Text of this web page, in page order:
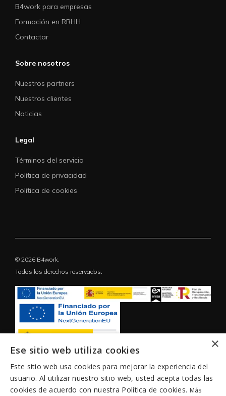
B4work para empresas
Formación en RRHH
Contactar
Sobre nosotros
Nuestros partners
Nuestros clientes
Noticias
Legal
Términos del servicio
Política de privacidad
Política de cookies
© 2026 B4work.
Todos los derechos reservados.
×
Ese sitio web utiliza cookies
Este sitio web usa cookies para mejorar la experiencia del
usuario. Al utilizar nuestro sitio web, usted acepta todas las
cookies de acuerdo con nuestra Política de cookies. Más